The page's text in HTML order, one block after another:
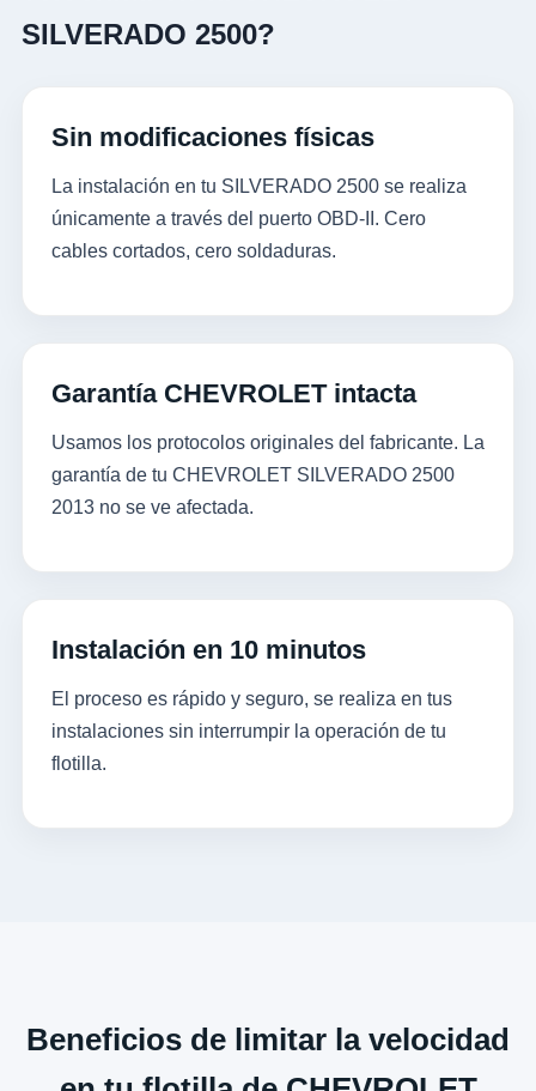
SILVERADO 2500?
Sin modificaciones físicas
La instalación en tu SILVERADO 2500 se realiza
únicamente a través del puerto OBD-II. Cero
cables cortados, cero soldaduras.
Garantía CHEVROLET intacta
Usamos los protocolos originales del fabricante. La
garantía de tu CHEVROLET SILVERADO 2500
2013 no se ve afectada.
Instalación en 10 minutos
El proceso es rápido y seguro, se realiza en tus
instalaciones sin interrumpir la operación de tu
flotilla.
Beneficios de limitar la velocidad